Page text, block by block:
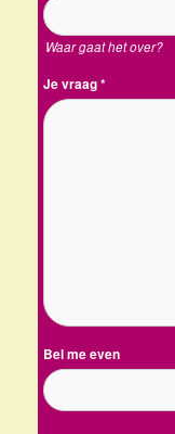
Waar gaat het over?
Je vraag*
Bel me even